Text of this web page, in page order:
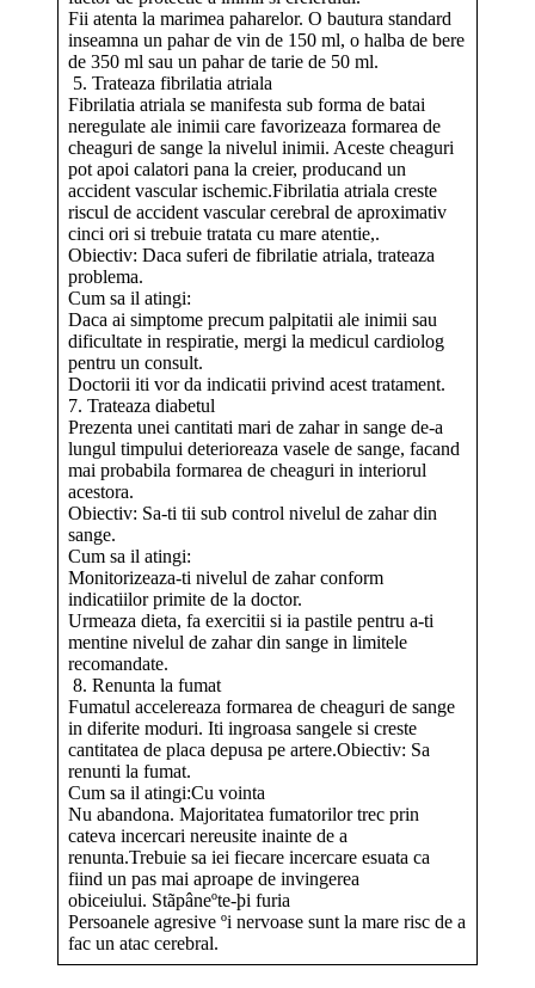
Fii atenta la marimea paharelor. O bautura standard
inseamna un pahar de vin de 150 ml, o halba de bere
de 350 ml sau un pahar de tarie de 50 ml.
5. Trateaza fibrilatia atriala
Fibrilatia atriala se manifesta sub forma de batai
neregulate ale inimii care favorizeaza formarea de
cheaguri de sange la nivelul inimii. Aceste cheaguri
pot apoi calatori pana la creier, producand un
accident vascular ischemic.Fibrilatia atriala creste
riscul de accident vascular cerebral de aproximativ
cinci ori si trebuie tratata cu mare atentie,.
Obiectiv: Daca suferi de fibrilatie atriala, trateaza
problema.
Cum sa il atingi:
Daca ai simptome precum palpitatii ale inimii sau
dificultate in respiratie, mergi la medicul cardiolog
pentru un consult.
Doctorii iti vor da indicatii privind acest tratament.
7. Trateaza diabetul
Prezenta unei cantitati mari de zahar in sange de-a
lungul timpului deterioreaza vasele de sange, facand
mai probabila formarea de cheaguri in interiorul
acestora.
Obiectiv: Sa-ti tii sub control nivelul de zahar din
sange.
Cum sa il atingi:
Monitorizeaza-ti nivelul de zahar conform
indicatiilor primite de la doctor.
Urmeaza dieta, fa exercitii si ia pastile pentru a-ti
mentine nivelul de zahar din sange in limitele
recomandate.
8. Renunta la fumat
Fumatul accelereaza formarea de cheaguri de sange
in diferite moduri. Iti ingroasa sangele si creste
cantitatea de placa depusa pe artere.Obiectiv: Sa
renunti la fumat.
Cum sa il atingi:Cu vointa
Nu abandona. Majoritatea fumatorilor trec prin
cateva incercari nereusite inainte de a
renunta.Trebuie sa iei fiecare incercare esuata ca
fiind un pas mai aproape de invingerea
obiceiului. Stãpâneºte-þi furia
Persoanele agresive ºi nervoase sunt la mare risc de a
fac un atac cerebral.